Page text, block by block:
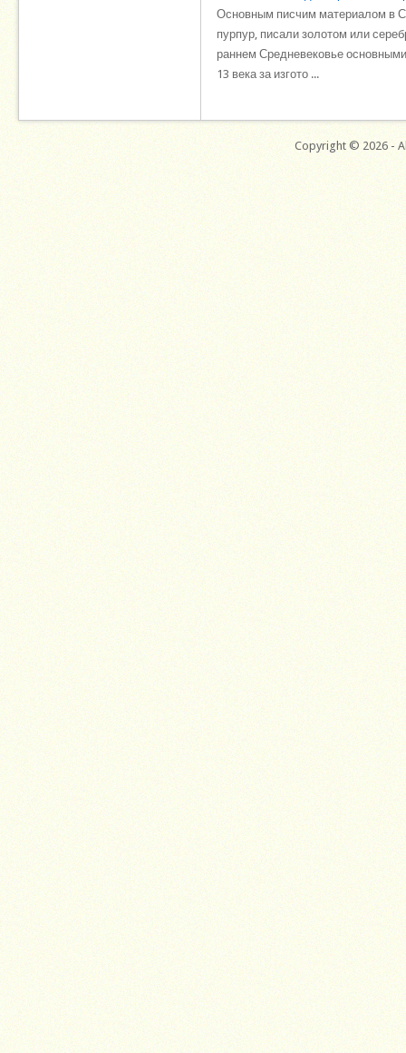
Основным писчим материалом в
пурпур, писали золотом или
раннем Средневековье
13 века за изгото ...
Copyright © 2026 -